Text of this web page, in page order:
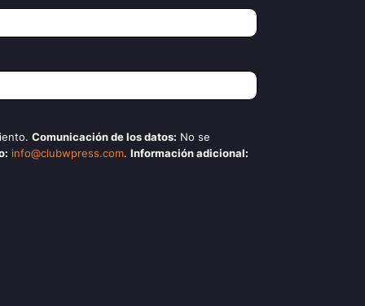
Comunicación de los datos: No se
info@clubwpress.com. Información adicional: